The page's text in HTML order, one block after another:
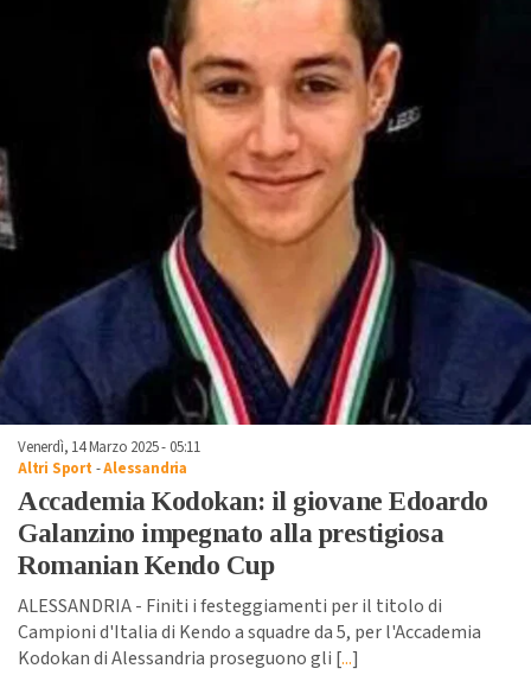
Venerdì, 14 Marzo 2025 - 05:11
Altri Sport -Alessandria
Accademia Kodokan: il giovane Edoardo
Galanzino impegnato alla prestigiosa
Romanian Kendo Cup
ALESSANDRIA - Finiti i festeggiamenti per il titolo di
Campioni d'Italia di Kendo a squadre da 5, per l'Accademia
Kodokan di Alessandria proseguono gli [...]